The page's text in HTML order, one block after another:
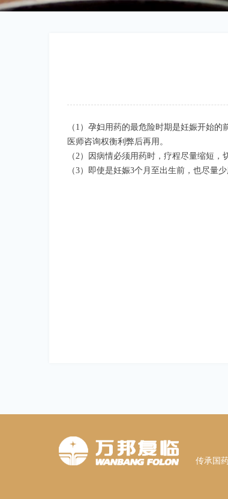
（1）孕妇用药的最危险时期是妊娠开始
医师咨询权衡利弊后再用。
（2）因病情必须用药时，疗程尽量缩短，
（3）即使是妊娠3个月至出生前，也尽量
传承国